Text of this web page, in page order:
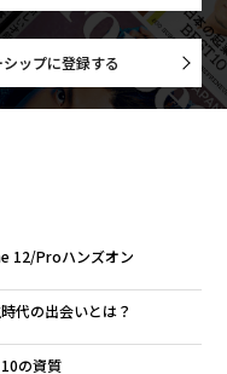
シップに登録する
12/Proハンズオン
代の出会いとは？
の資質